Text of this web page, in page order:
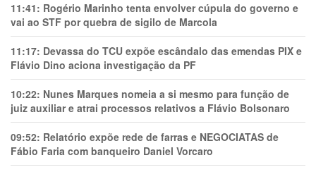
11:41: Rogério Marinho tenta envolver cúpula do governo e
vai ao STF por quebra de sigilo de Marcola
11:17: Devassa do TCU expõe escândalo das emendas PIX e
Flávio Dino aciona investigação da PF
10:22: Nunes Marques nomeia a si mesmo para função de
juiz auxiliar e atrai processos relativos a Flávio Bolsonaro
09:52: Relatório expõe rede de farras e NEGOCIATAS de
Fábio Faria com banqueiro Daniel Vorcaro